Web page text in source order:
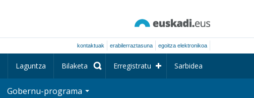
kontaktuak erabilerraztasuna egoitza elektronikoa
Laguntza Bilaketa Erregistratu Sarbidea
Gobernu-programa